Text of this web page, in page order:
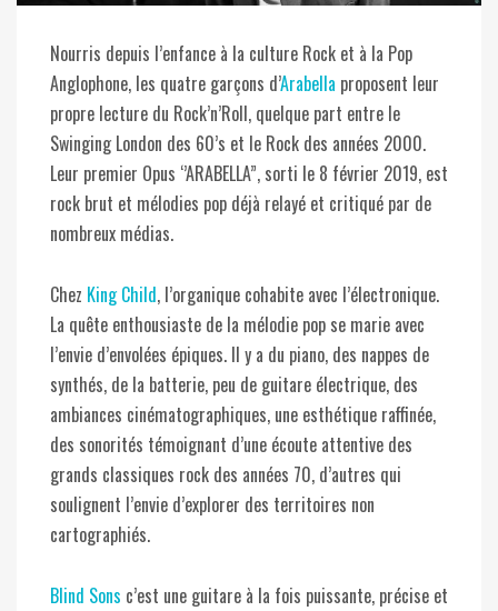
Nourris depuis l’enfance à la culture Rock et à la Pop
Anglophone, les quatre garçons d’Arabella proposent leur
propre lecture du Rock’n’Roll, quelque part entre le
Swinging London des 60’s et le Rock des années 2000.
Leur premier Opus ‘’ARABELLA”, sorti le 8 février 2019, est
rock brut et mélodies pop déjà relayé et critiqué par de
nombreux médias.
Chez King Child, l’organique cohabite avec l’électronique.
La quête enthousiaste de la mélodie pop se marie avec
l’envie d’envolées épiques. Il y a du piano, des nappes de
synthés, de la batterie, peu de guitare électrique, des
ambiances cinématographiques, une esthétique raffinée,
des sonorités témoignant d’une écoute attentive des
grands classiques rock des années 70, d’autres qui
soulignent l’envie d’explorer des territoires non
cartographiés.
Blind Sons c’est une guitare à la fois puissante, précise et